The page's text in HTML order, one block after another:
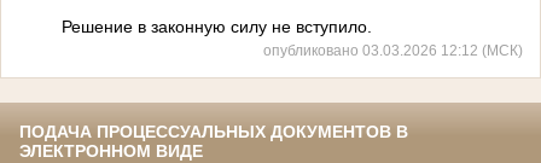
Решение в законную силу не вступило.
опубликовано 03.03.2026 12:12 (МСК)
ПОДАЧА ПРОЦЕССУАЛЬНЫХ ДОКУМЕНТОВ В
ЭЛЕКТРОННОМ ВИДЕ